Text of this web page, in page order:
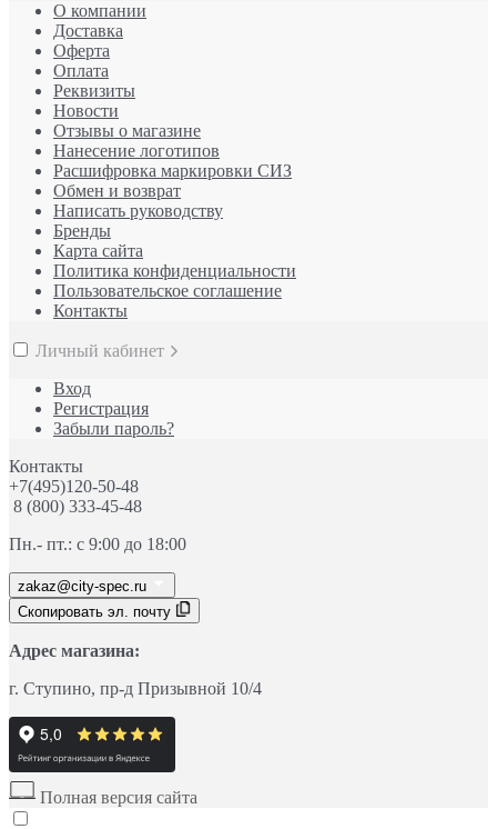
О компании
Доставка
Оферта
Оплата
Реквизиты
Новости
Отзывы о магазине
Нанесение логотипов
Расшифровка маркировки СИЗ
Обмен и возврат
Написать руководству
Бренды
Карта сайта
Политика конфиденциальности
Пользовательское соглашение
Контакты
Личный кабинет
Вход
Регистрация
Забыли пароль?
Контакты
+7(495)120-50-48
8 (800) 333-45-48
Пн.- пт.: с 9:00 до 18:00
zakaz@city-spec.ru
Скопировать эл. почту
Адрес магазина:
г. Ступино, пр-д Призывной 10/4
Полная версия сайта